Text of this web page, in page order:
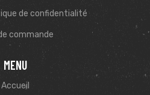
de confidentialité
commande
MENU
Accueil